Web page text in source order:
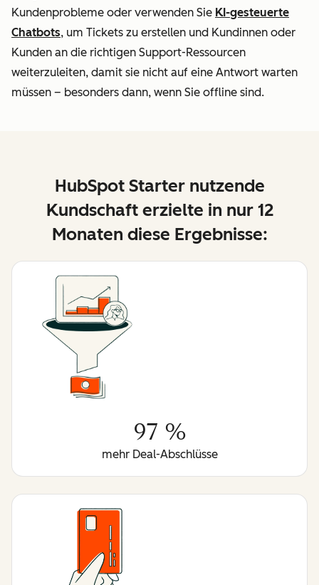
Kundenprobleme oder verwenden Sie KI-gesteuerte
Chatbots, um Tickets zu erstellen und Kundinnen oder
Kunden an die richtigen Support-Ressourcen
weiterzuleiten, damit sie nicht auf eine Antwort warten
müssen – besonders dann, wenn Sie offline sind.
HubSpot Starter nutzende
Kundschaft erzielte in nur 12
Monaten diese Ergebnisse:
97 %
mehr Deal-Abschlüsse